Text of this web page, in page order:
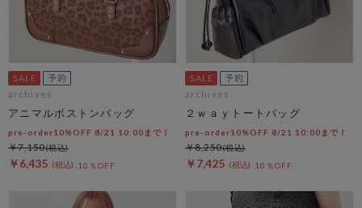
archives
アニマルボストンバッグ
pre-order10%OFF 8/21 10:00まで！
￥6,435 10％OFF
￥7,150
archives
２ｗａｙトートバッグ
pre-order10%OFF 8/21 10:00まで！
￥7,425 10％OFF
￥8,250